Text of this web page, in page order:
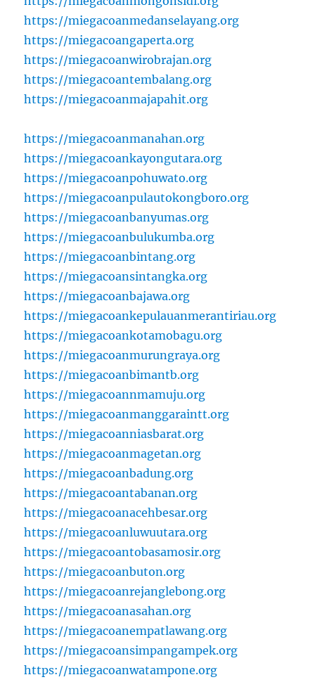
https://miegacoanmedanselayang.org
https://miegacoangaperta.org
https://miegacoanwirobrajan.org
https://miegacoantembalang.org
https://miegacoanmajapahit.org
https://miegacoanmanahan.org
https://miegacoankayongutara.org
https://miegacoanpohuwato.org
https://miegacoanpulautokongboro.org
https://miegacoanbanyumas.org
https://miegacoanbulukumba.org
https://miegacoanbintang.org
https://miegacoansintangka.org
https://miegacoanbajawa.org
https://miegacoankepulauanmerantiriau.org
https://miegacoankotamobagu.org
https://miegacoanmurungraya.org
https://miegacoanbimantb.org
https://miegacoannmamuju.org
https://miegacoanmanggaraintt.org
https://miegacoanniasbarat.org
https://miegacoanmagetan.org
https://miegacoanbadung.org
https://miegacoantabanan.org
https://miegacoanacehbesar.org
https://miegacoanluwuutara.org
https://miegacoantobasamosir.org
https://miegacoanbuton.org
https://miegacoanrejanglebong.org
https://miegacoanasahan.org
https://miegacoanempatlawang.org
https://miegacoansimpangampek.org
https://miegacoanwatampone.org